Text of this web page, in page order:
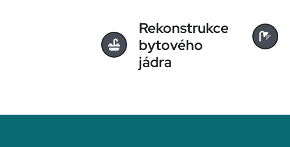
Rekonstrukce
bytového
jádra